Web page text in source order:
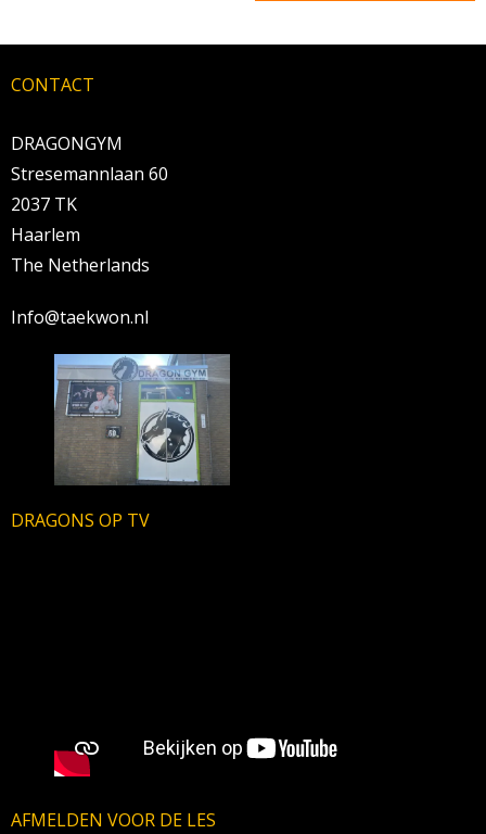
CONTACT
DRAGONGYM
Stresemannlaan 60
2037 TK
Haarlem
The Netherlands
Info@taekwon.nl
DRAGONS OP TV
AFMELDEN VOOR DE LES